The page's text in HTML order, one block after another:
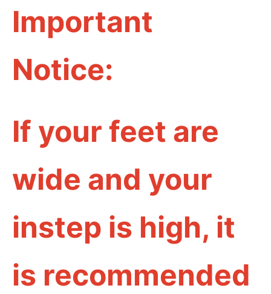
Important
Notice:
If your feet are
wide and your
instep is high, it
is recommended